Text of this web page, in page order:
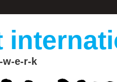
w-e-r-k